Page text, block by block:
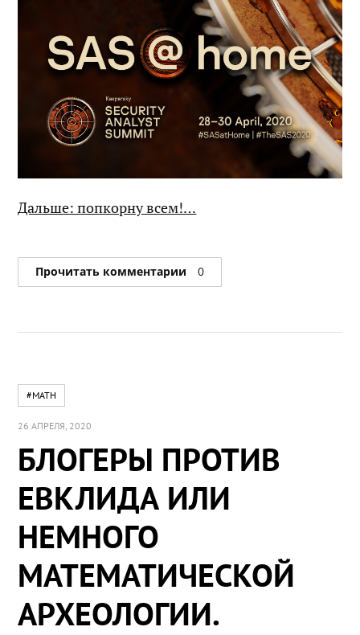
Дальше: попкорну всем!…
Прочитать комментарии 0
#MATH
26 АПРЕЛЯ, 2020
БЛОГЕРЫ ПРОТИВ
ЕВКЛИДА ИЛИ
НЕМНОГО
МАТЕМАТИЧЕСКОЙ
АРХЕОЛОГИИ.